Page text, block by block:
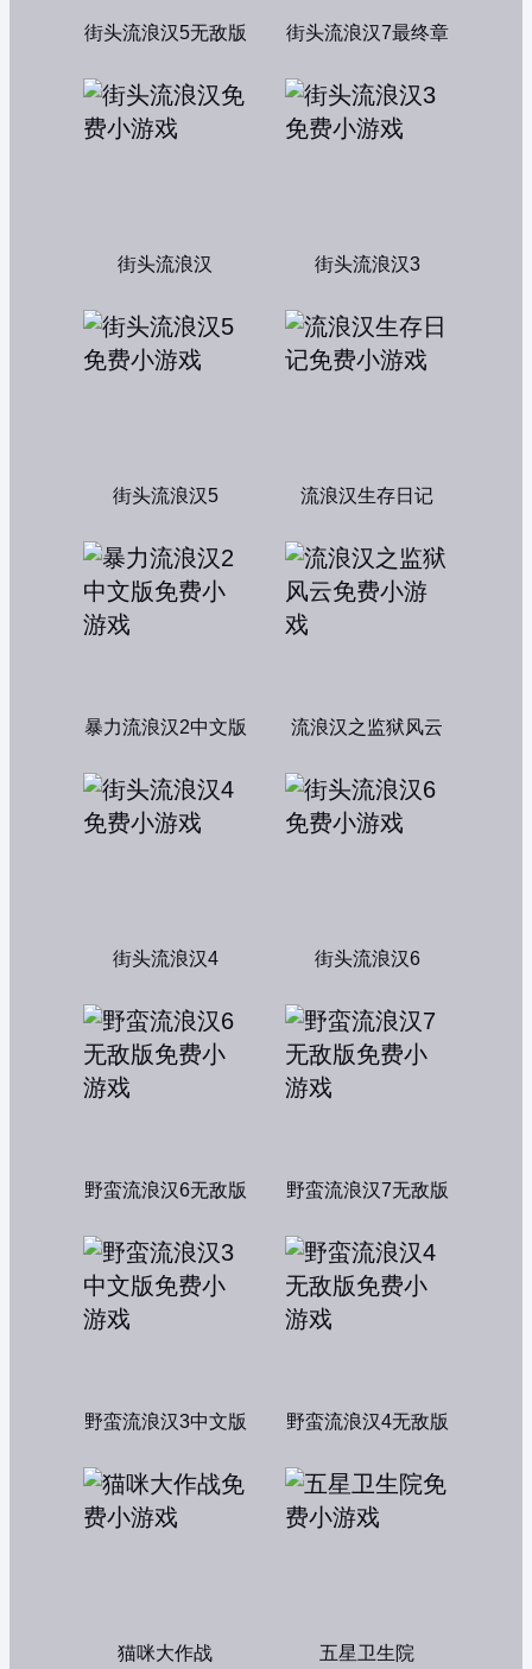
街头流浪汉5无敌版 街头流浪汉7最终章
街头流浪汉 街头流浪汉3
街头流浪汉5 流浪汉生存日记
暴力流浪汉2中文版 流浪汉之监狱风云
街头流浪汉4 街头流浪汉6
野蛮流浪汉6无敌版 野蛮流浪汉7无敌版
野蛮流浪汉3中文版 野蛮流浪汉4无敌版
猫咪大作战 五星卫生院